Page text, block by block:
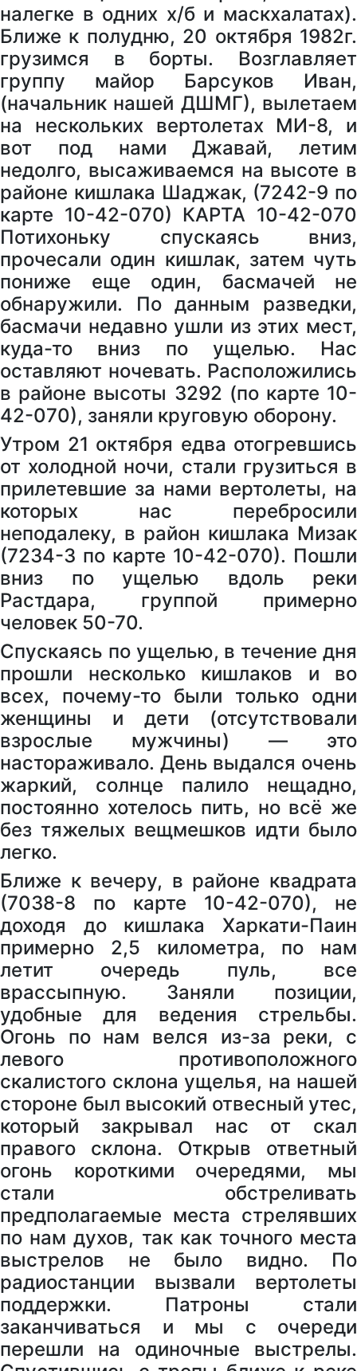
налегке в одних х/б и маскхалатах).
Ближе к полудню, 20 октября 1982г.
грузимся в борты. Возглавляет
группу майор Барсуков Иван,
(начальник нашей ДШМГ), вылетаем
на нескольких вертолетах МИ-8, и
вот под нами Джавай, летим
недолго, высаживаемся на высоте в
районе кишлака Шаджак, (7242-9 по
карте 10-42-070) КАРТА 10-42-070
Потихоньку спускаясь вниз,
прочесали один кишлак, затем чуть
пониже еще один, басмачей не
обнаружили. По данным разведки,
басмачи недавно ушли из этих мест,
куда-то вниз по ущелью. Нас
оставляют ночевать. Расположились
в районе высоты 3292 (по карте 10-
42-070), заняли круговую оборону.
Утром 21 октября едва отогревшись
от холодной ночи, стали грузиться в
прилетевшие за нами вертолеты, на
которых нас перебросили
неподалеку, в район кишлака Мизак
(7234-3 по карте 10-42-070). Пошли
вниз по ущелью вдоль реки
Растдара, группой примерно
человек 50-70.
Спускаясь по ущелью, в течение дня
прошли несколько кишлаков и во
всех, почему-то были только одни
женщины и дети (отсутствовали
взрослые мужчины) — это
настораживало. День выдался очень
жаркий, солнце палило нещадно,
постоянно хотелось пить, но всё же
без тяжелых вещмешков идти было
легко.
Ближе к вечеру, в районе квадрата
(7038-8 по карте 10-42-070), не
доходя до кишлака Харкати-Паин
примерно 2,5 километра, по нам
летит очередь пуль, все
врассыпную. Заняли позиции,
удобные для ведения стрельбы.
Огонь по нам велся из-за реки, с
левого противоположного
скалистого склона ущелья, на нашей
стороне был высокий отвесный утес,
который закрывал нас от скал
правого склона. Открыв ответный
огонь короткими очередями, мы
стали обстреливать
предполагаемые места стрелявших
по нам духов, так как точного места
выстрелов не было видно. По
радиостанции вызвали вертолеты
поддержки. Патроны стали
заканчиваться и мы с очереди
перешли на одиночные выстрелы.